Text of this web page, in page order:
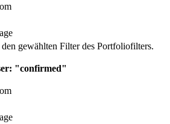
den gewählten Filter des Portfoliofilters.
"confirmed"